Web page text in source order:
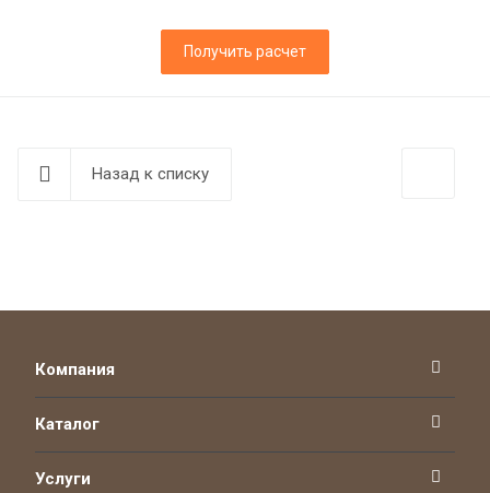
Получить расчет
Назад к списку
Компания
Каталог
Услуги